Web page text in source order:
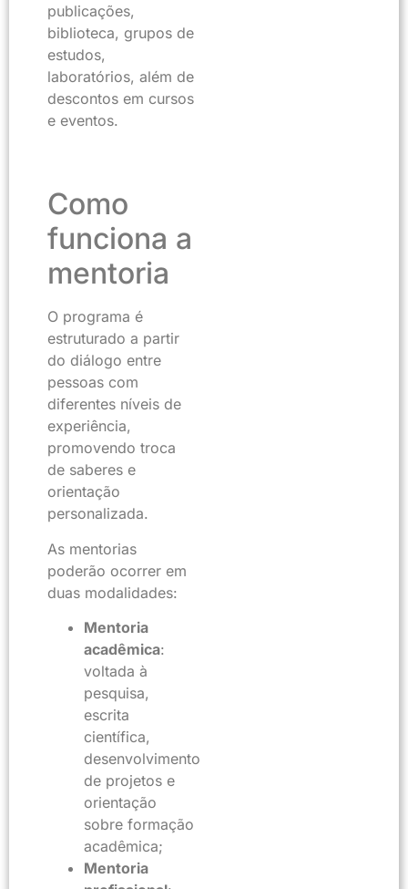
publicações,
biblioteca, grupos de
estudos,
laboratórios, além de
descontos em cursos
e eventos.
Como
funciona a
mentoria
O programa é
estruturado a partir
do diálogo entre
pessoas com
diferentes níveis de
experiência,
promovendo troca
de saberes e
orientação
personalizada.
As mentorias
poderão ocorrer em
duas modalidades:
Mentoria
acadêmica:
voltada à
pesquisa,
escrita
científica,
desenvolvimento
de projetos e
orientação
sobre formação
acadêmica;
Mentoria